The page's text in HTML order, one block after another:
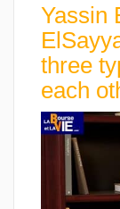
Yassin
three
each